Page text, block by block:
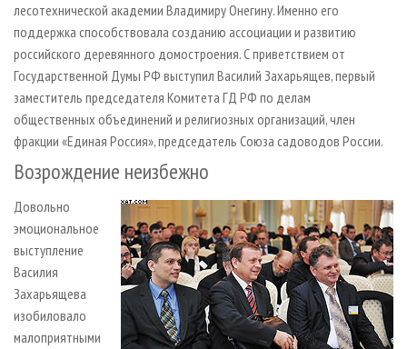
лесотехнической академии Владимиру Онегину. Именно его
поддержка способствовала созданию ассоциации и развитию
российского деревянного домостроения. С приветствием от
Государственной Думы РФ выступил Василий Захарьящев, первый
заместитель председателя Комитета ГД РФ по делам
общественных объединений и религиозных организаций, член
фракции «Единая Россия», председатель Союза садоводов России.
Возрождение неизбежно
Довольно
эмоциональное
выступление
Василия
Захарьящева
изобиловало
малоприятными